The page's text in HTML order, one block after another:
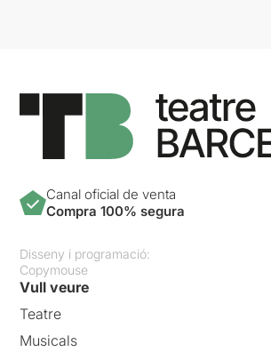
Canal oficial de venta
Compra 100% segura
Disseny i programació:
Copymouse
Vull veure
Teatre
Musicals